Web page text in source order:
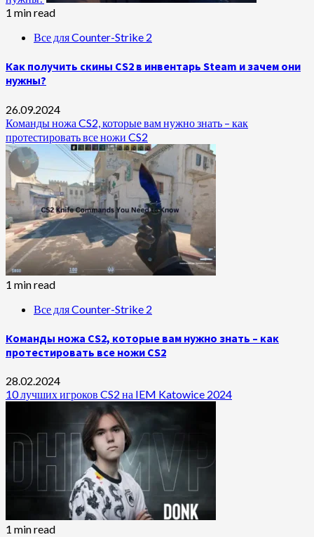
1 min read
Все для Counter-Strike 2
Как получить скины CS2 в инвентарь Steam и зачем они
нужны?
26.09.2024
Команды ножа CS2, которые вам нужно знать – как
протестировать все ножи CS2
1 min read
Все для Counter-Strike 2
Команды ножа CS2, которые вам нужно знать – как
протестировать все ножи CS2
28.02.2024
10 лучших игроков CS2 на IEM Katowice 2024
1 min read